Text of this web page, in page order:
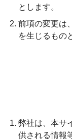
とします。
前項の変更は
を生じるもの
弊社は、本サ
供される情報